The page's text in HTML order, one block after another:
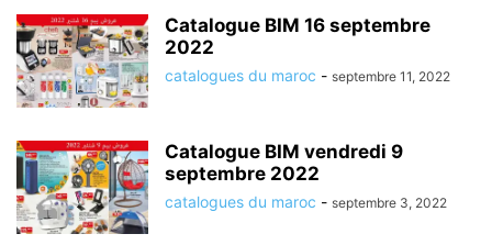
Catalogue BIM 16 septembre
2022
catalogues du maroc - septembre 11, 2022
Catalogue BIM vendredi 9
septembre 2022
catalogues du maroc - septembre 3, 2022